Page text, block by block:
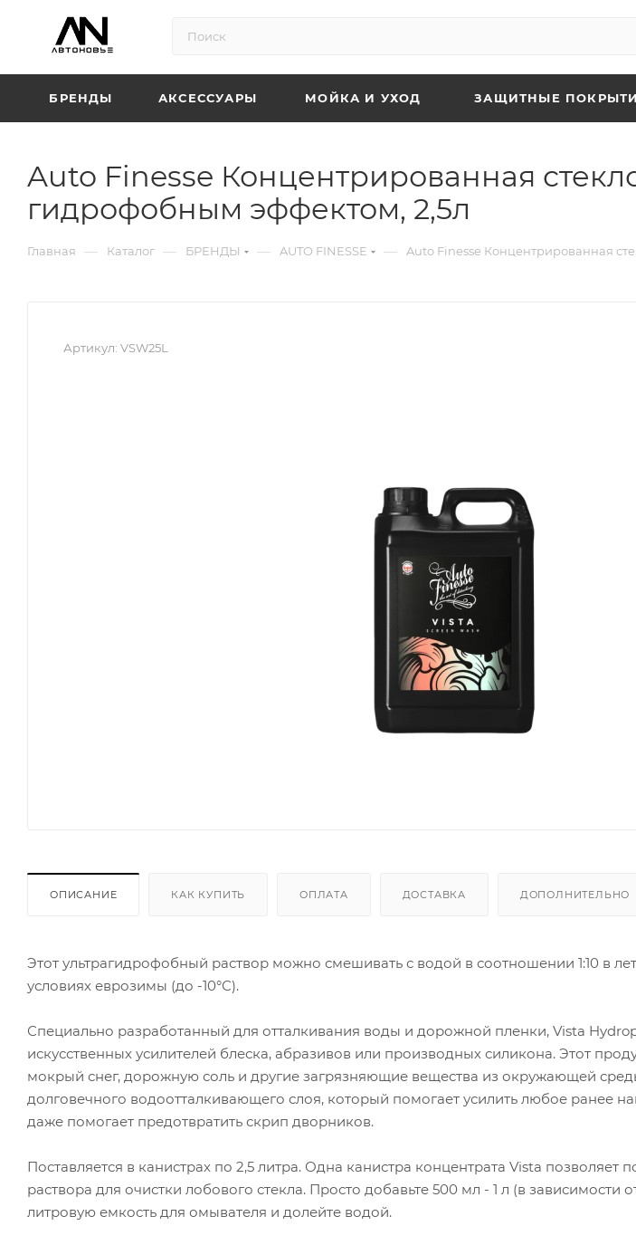
БРЕНДЫ АКСЕССУАРЫ МОЙКА И УХОД ЗАЩИТНЫЕ
Auto Finesse Концентрированная
гидрофобным эффектом, 2,5л
Главная — Каталог — БРЕНДЫ — AUTO FINESSE — Auto Finesse Концентрированная
Артикул: VSW25L
ОПИСАНИЕ КАК КУПИТЬ ОПЛАТА ДОСТАВКА ДОПОЛНИТЕЛЬНО
Этот ультрагидрофобный раствор можно смешивать с водой в соотношении 1:10 в
условиях еврозимы (до -10°С).
Специально разработанный для отталкивания воды и дорожной пленки, Vista
искусственных усилителей блеска, абразивов или производных силикона. Этот
мокрый снег, дорожную соль и другие загрязняющие вещества из окружающей
долговечного водоотталкивающего слоя, который помогает усилить любое ранее
даже помогает предотвратить скрип дворников.
Поставляется в канистрах по 2,5 литра. Одна канистра концентрата Vista позволяет
раствора для очистки лобового стекла. Просто добавьте 500 мл - 1 л (в зависимости
литровую емкость для омывателя и долейте водой.